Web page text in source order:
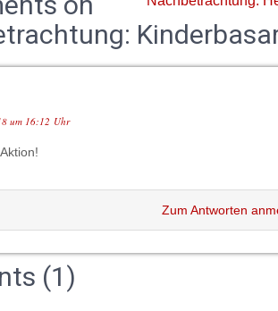
um 16:12 Uhr
Zum Antworten
(1)